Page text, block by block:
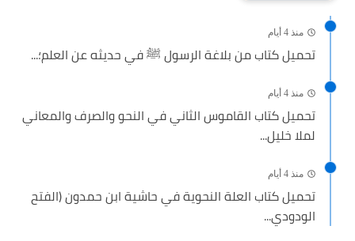
منذ 4 أيام
تحميل كتاب من بلاغة الرسول ﷺ في حديثه عن العلم؛...
منذ 4 أيام
تحميل كتاب القاموس الثاني في النحو والصرف والمعاني
لملا خليل...
منذ 4 أيام
تحميل كتاب العلة النحوية في حاشية ابن حمدون (الفتح
الودودي...